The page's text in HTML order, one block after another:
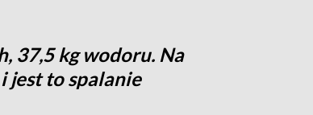
37,5 kg wodoru. Na
jest to spalanie